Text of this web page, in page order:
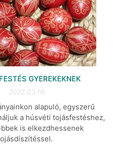
GYEREKEKNEK
2022.03.16.
alapuló, egyszerű
a húsvéti tojásfestéshez,
is elkezdhessenek